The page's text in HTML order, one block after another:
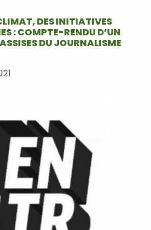
DES INITIATIVES
: COMPTE-RENDU D’UN
DU JOURNALISME